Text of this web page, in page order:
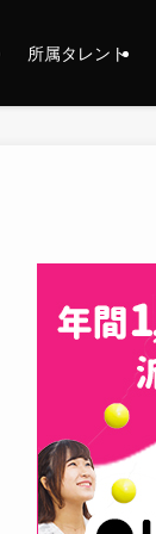
所属タレント